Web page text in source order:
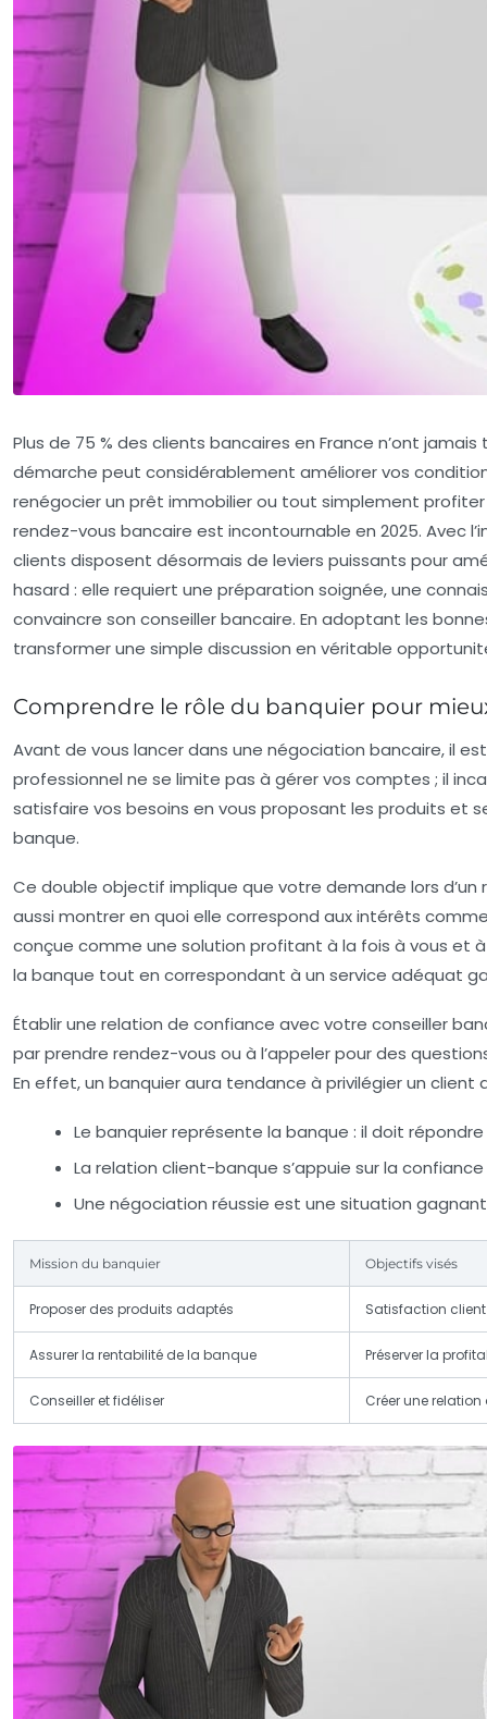
Plus de 75 % des clients bancaires en France n’ont
démarche peut considérablement améliorer vos
renégocier un prêt immobilier ou tout simplement
rendez-vous bancaire est incontournable en 2025. Avec
clients disposent désormais de leviers puissants pour
hasard : elle requiert une préparation soignée, une
convaincre son conseiller bancaire. En adoptant les
transformer une simple discussion en véritable
Comprendre le rôle du banquier pour
Avant de vous lancer dans une négociation bancaire, il
professionnel ne se limite pas à gérer vos comptes ; il
satisfaire vos besoins en vous proposant les produits et
banque.
Ce double objectif implique que votre demande lors
aussi montrer en quoi elle correspond aux intérêts
conçue comme une solution profitant à la fois à vous et
la banque tout en correspondant à un service adéquat
Établir une relation de confiance avec votre conseiller
par prendre rendez-vous ou à l’appeler pour des
En effet, un banquier aura tendance à privilégier un
Le banquier représente la banque : il doit
La relation client-banque s’appuie sur la confiance
Une négociation réussie est une situation
Mission du banquier Objectifs visés
Proposer des produits adaptés Satisfaction client
Assurer la rentabilité de la banque Préserver la
Conseiller et fidéliser Créer une